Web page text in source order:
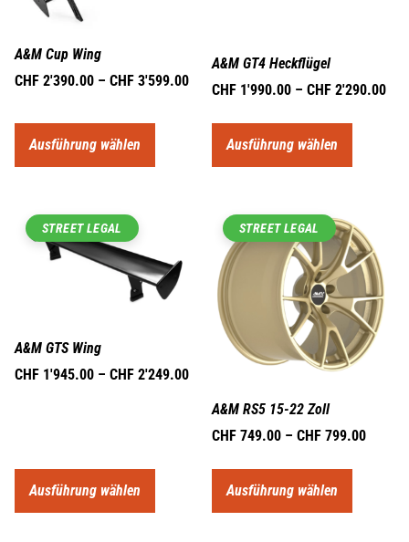
A&M Cup Wing
CHF 2'390.00 – CHF 3'599.00
Ausführung wählen
A&M GT4 Heckflügel
CHF 1'990.00 – CHF 2'290.00
Ausführung wählen
STREET LEGAL
A&M GTS Wing
CHF 1'945.00 – CHF 2'249.00
Ausführung wählen
STREET LEGAL
A&M RS5 15-22 Zoll
CHF 749.00 – CHF 799.00
Ausführung wählen